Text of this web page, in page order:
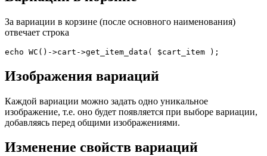
За вариации в корзине (после основного наименования)
отвечает строка
echo WC()->cart->get_item_data( $cart_item );
Изображения вариаций
Каждой вариации можно задать одно уникальное
изображение, т.е. оно будет появляется при выборе вариации,
добавляясь перед общими изображениями.
Изменение свойств вариаций